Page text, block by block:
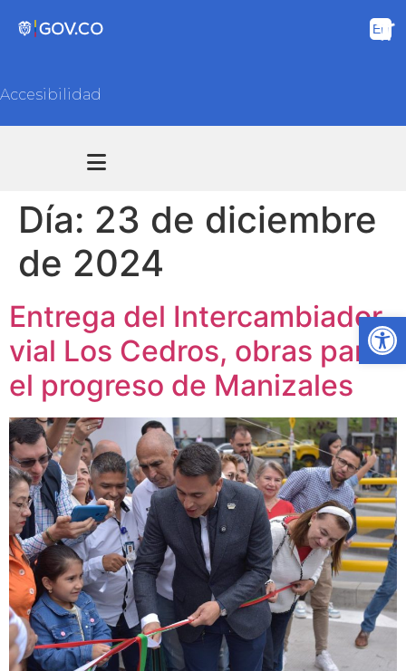
Accesibilidad
Día: 23 de diciembre
de 2024
Entrega del Intercambiador
vial Los Cedros, obras para
el progreso de Manizales